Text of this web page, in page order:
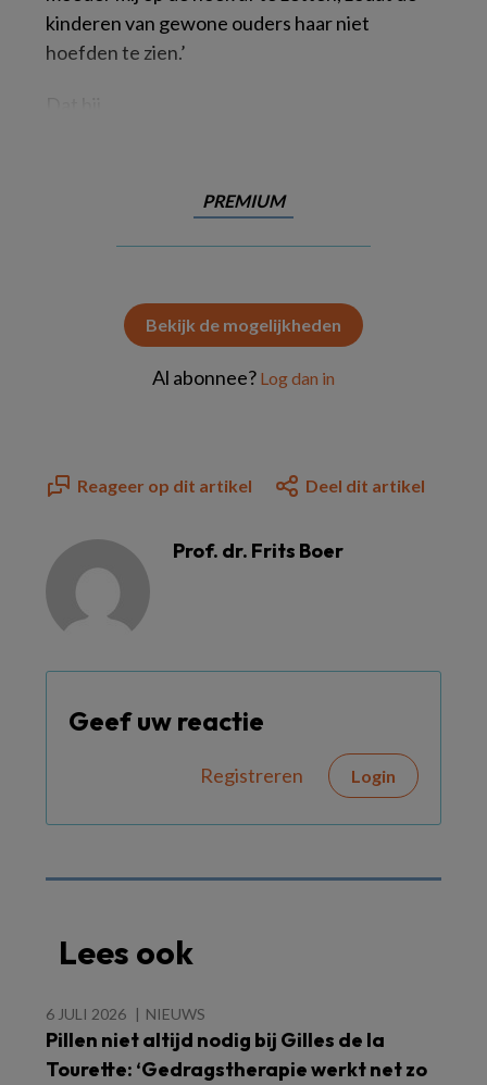
kinderen van gewone ouders haar niet
hoefden te zien.’
PREMIUM
Bekijk de mogelijkheden
Al abonnee? Log dan in
Reageer op dit artikel Deel dit artikel
Prof. dr. Frits Boer
Geef uw reactie
Registreren Login
Lees ook
6 JULI 2026 NIEUWS
Pillen niet altijd nodig bij Gilles de la
Tourette: ‘Gedragstherapie werkt net zo